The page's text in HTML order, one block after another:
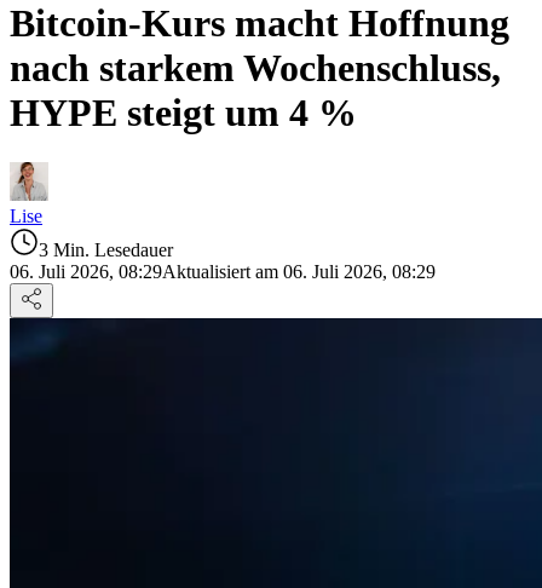
Bitcoin-Kurs macht Hoffnung
nach starkem Wochenschluss,
HYPE steigt um 4 %
Lise
3 Min. Lesedauer
06. Juli 2026, 08:29Aktualisiert am 06. Juli 2026, 08:29